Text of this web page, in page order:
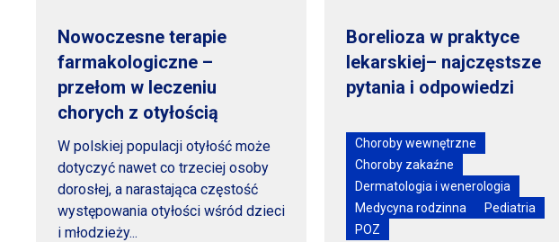
Nowoczesne terapie
farmakologiczne –
przełom w leczeniu
chorych z otyłością
W polskiej populacji otyłość może
dotyczyć nawet co trzeciej osoby
dorosłej, a narastająca częstość
występowania otyłości wśród dzieci
i młodzieży...
Borelioza w praktyce
lekarskiej– najczęstsze
pytania i odpowiedzi
Choroby wewnętrzne
Choroby zakaźne
Dermatologia i wenerologia
Medycyna rodzinna
Pediatria
POZ